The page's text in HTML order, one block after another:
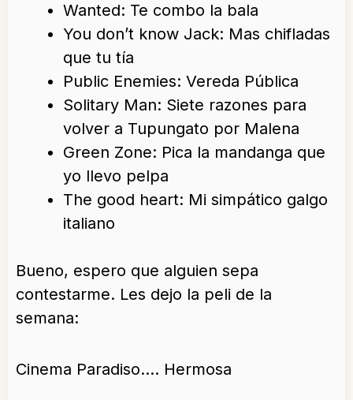
Wanted: Te combo la bala
You don’t know Jack: Mas chifladas
que tu tía
Public Enemies: Vereda Pública
Solitary Man: Siete razones para
volver a Tupungato por Malena
Green Zone: Pica la mandanga que
yo llevo pelpa
The good heart: Mi simpático galgo
italiano
Bueno, espero que alguien sepa
contestarme. Les dejo la peli de la
semana:
Cinema Paradiso…. Hermosa